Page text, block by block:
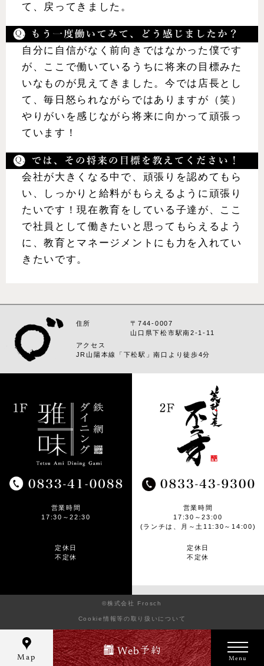
て、戻ってきました。
自分に自信がなく前向きではなかった僕です
が、ここで働いているうちに将来の目標みた
いなものが見えてきました。今では店長とし
て、毎日怒られながらではありますが（笑）
やりがいを感じながら将来に向かって頑張っ
ています！
会社が大きくなる中で、頑張りを認めてもら
い、しっかりと給料がもらえるように頑張り
たいです！現在教育をしている子達が、ここ
で社員として働きたいと思ってもらえるよう
に、教育とマネージメントにも力を入れてい
きたいです。
住所
〒744-0007
山口県下松市駅南2-1-11
アクセス
JR山陽本線「下松駅」南口より徒歩4分
営業時間
17:30～22:30
定休日
不定休
営業時間
17:30～23:00
(ランチは、月～土11:30～14:00)
定休日
不定休
©株式会社 Frosch
Cookie情報等の取り扱いについて
Map
Web予約